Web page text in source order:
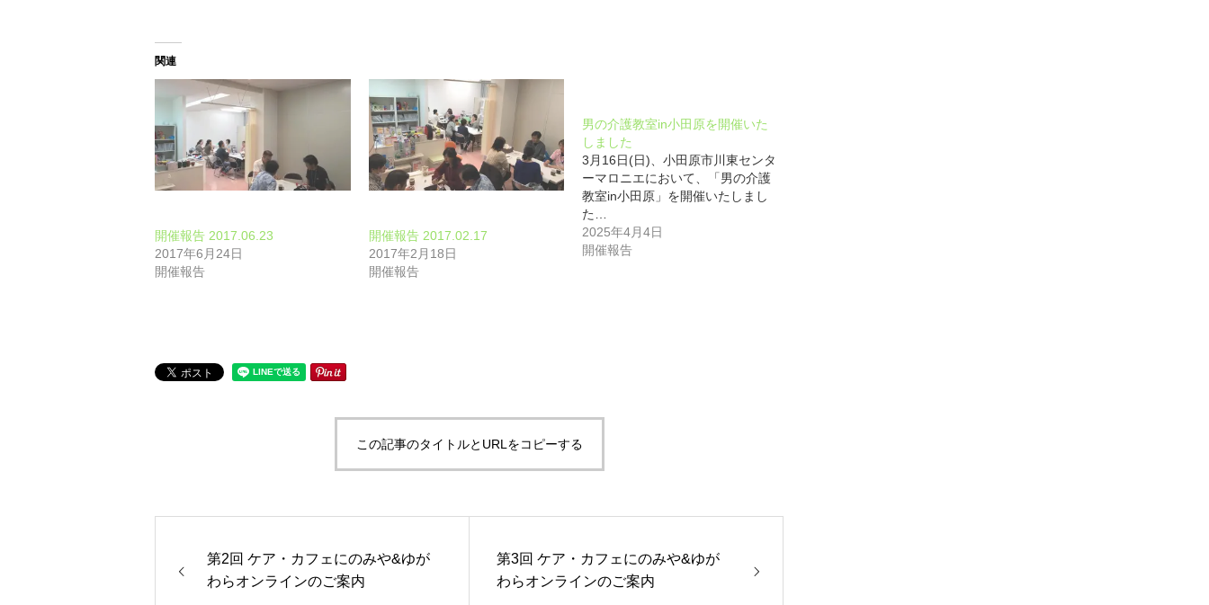
関連
開催報告 2017.06.23
2017年6月24日
開催報告
開催報告 2017.02.17
2017年2月18日
開催報告
男の介護教室in小田原を開催いた
しました
3月16日(日)、小田原市川東センタ
ーマロニエにおいて、「男の介護
教室in小田原」を開催いたしまし
た…
2025年4月4日
開催報告
この記事のタイトルとURLをコピーする
第2回 ケア・カフェにのみや&ゆが
わらオンラインのご案内
第3回 ケア・カフェにのみや&ゆが
わらオンラインのご案内